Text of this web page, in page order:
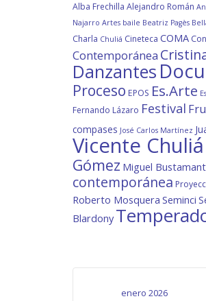
Alba Frechilla Alejandro Román
Najarro Artes baile Beatriz Pagès
Charla Chuliá Cineteca COMA
Contemporánea
Danzantes
Proceso EPOS Es.Arte
Fernando Lázaro Festival
compases José Carlos Martínez
Vicente Chuliá
Gómez Miguel
contemporánea
Roberto Mosquera Seminci
Blardony
enero 2026